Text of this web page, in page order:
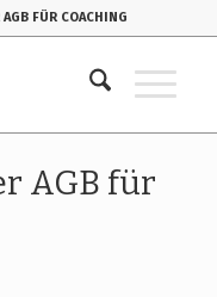
FÜR COACHING
AGB für